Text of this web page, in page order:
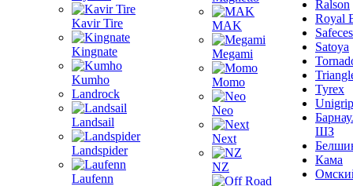
Kavir Tire
Kingnate
Kumho
Landrock
Landsail
Landspider
Laufenn
MAK
Megami
Momo
Neo
Next
NZ
Ralson
Royal
Satoya
Tyrex
Unigrip
ШЗ
Кама